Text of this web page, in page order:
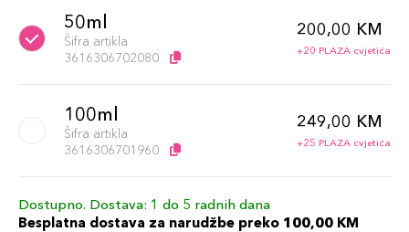
50ml
Šifra artikla
3616306702080
200,00 KM
+20 PLAZA cvjetića
100ml
Šifra artikla
3616306701960
249,00 KM
+25 PLAZA cvjetića
Dostupno. Dostava: 1 do 5 radnih dana
Besplatna dostava za narudžbe preko 100,00 KM